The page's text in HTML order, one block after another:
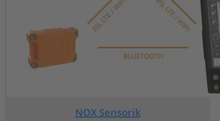
NOX Sensorik